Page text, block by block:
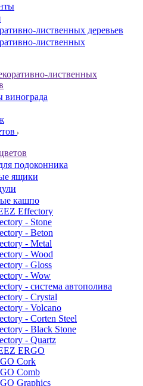
лиственных деревьев
лиственных
лиственных
подоконника
ящики
кашпо
Effectory
- Stone
- Beton
- Metal
- Wood
- Gloss
- Wow
- система автополива
- Crystal
- Volcano
- Corten Steel
- Black Stone
- Quartz
ERGO
Cork
Comb
Graphics